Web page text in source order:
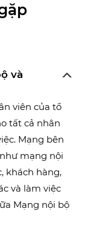
và
viên của tổ
tất cả nhân
Mạng bên
mạng nội
khách hàng,
và làm việc
Mạng nội bộ